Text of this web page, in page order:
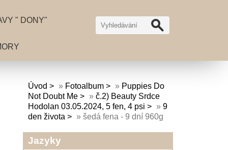
" DONY"
Úvod » Fotoalbum » Puppies Do
Not Doubt Me
» č.2) Beauty Srdce
Hodolan 03.05.2024, 5 fen, 4 psi
» 9
den života
» šedá fena - 9 dní 960g
Jazyky